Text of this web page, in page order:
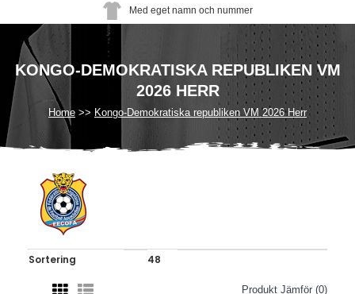
Med eget namn och nummer
KONGO-DEMOKRATISKA REPUBLIKEN VM
2026 HERR
Home Kongo-Demokratiska republiken VM 2026 Herr
Produkt Jämför (0)